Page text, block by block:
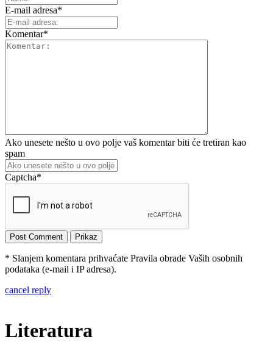
E-mail adresa*
Komentar*
Ako unesete nešto u ovo polje vaš komentar biti će tretiran kao
spam
Captcha*
* Slanjem komentara prihvaćate Pravila obrade Vaših osobnih
podataka (e-mail i IP adresa).
cancel reply
Literatura